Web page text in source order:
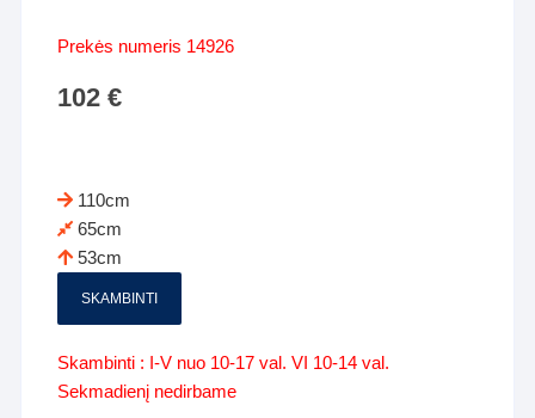
Prekės numeris 14926
102€
110cm
65cm
53cm
SKAMBINTI
Skambinti : I-V nuo 10-17 val. VI 10-14 val.
Sekmadienį nedirbame